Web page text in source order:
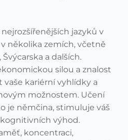
jazyků v
několika zemích, včetně
a dalších.
silou a znalost
kariérní vyhlídky a
možnostem. Učení
je němčina, stimuluje váš
výhod.
koncentraci,